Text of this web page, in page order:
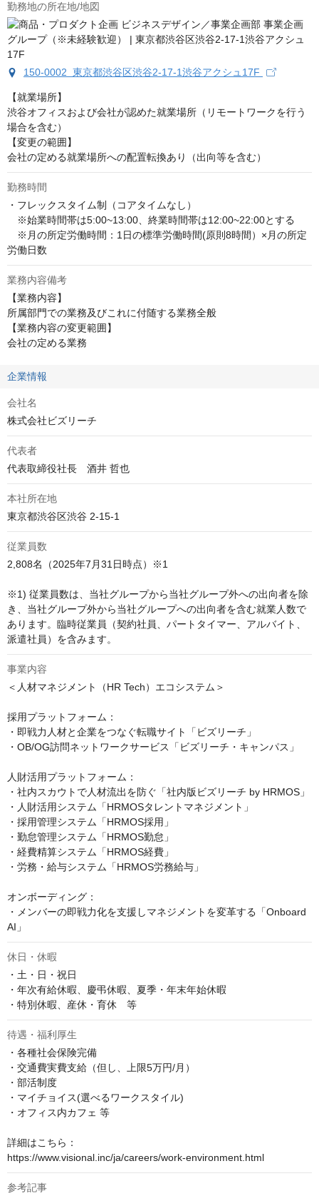
勤務地の所在地/地図
150-0002 東京都渋谷区渋谷2-17-1渋谷アクシュ17F
【就業場所】
渋谷オフィスおよび会社が認めた就業場所（リモートワークを行う
場合を含む）
【変更の範囲】
会社の定める就業場所への配置転換あり（出向等を含む）
勤務時間
・フレックスタイム制（コアタイムなし）
※始業時間帯は5:00~13:00、終業時間帯は12:00~22:00とする
※月の所定労働時間：1日の標準労働時間(原則8時間）×月の所定
労働日数
業務内容備考
【業務内容】
所属部門での業務及びこれに付随する業務全般
【業務内容の変更範囲】
会社の定める業務
企業情報
会社名
株式会社ビズリーチ
代表者
代表取締役社長　酒井 哲也
本社所在地
東京都渋谷区渋谷 2-15-1
従業員数
2,808名（2025年7月31日時点）※1
※1) 従業員数は、当社グループから当社グループ外への出向者を除
き、当社グループ外から当社グループへの出向者を含む就業人数で
あります。臨時従業員（契約社員、パートタイマー、アルバイト、
派遣社員）を含みます。
事業内容
＜人材マネジメント（HR Tech）エコシステム＞
採用プラットフォーム：
・即戦力人材と企業をつなぐ転職サイト「ビズリーチ」
・OB/OG訪問ネットワークサービス「ビズリーチ・キャンパス」
人財活用プラットフォーム：
・社内スカウトで人材流出を防ぐ「社内版ビズリーチ by HRMOS」
・人財活用システム「HRMOSタレントマネジメント」
・採用管理システム「HRMOS採用」
・勤怠管理システム「HRMOS勤怠」
・経費精算システム「HRMOS経費」
・労務・給与システム「HRMOS労務給与」
オンボーディング：
・メンバーの即戦力化を支援しマネジメントを変革する「Onboard
AI」
休日・休暇
・土・日・祝日
・年次有給休暇、慶弔休暇、夏季・年末年始休暇
・特別休暇、産休・育休　等
待遇・福利厚生
・各種社会保険完備
・交通費実費支給（但し、上限5万円/月）
・部活制度
・マイチョイス(選べるワークスタイル)
・オフィス内カフェ 等
詳細はこちら：
https://www.visional.inc/ja/careers/work-environment.html
参考記事